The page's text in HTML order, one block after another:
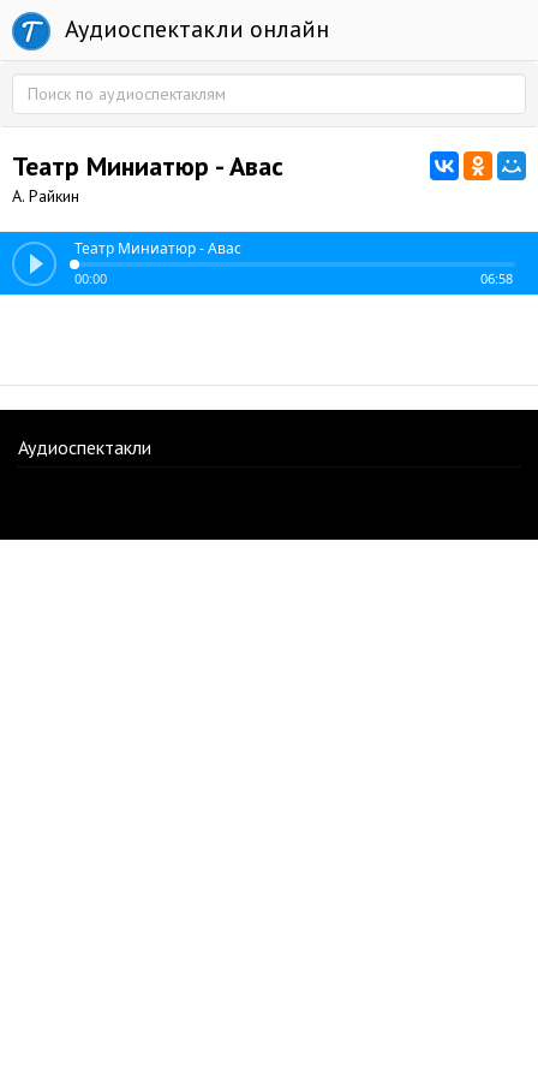
Аудиоспектакли онлайн
Театр Миниатюр - Авас
А. Райкин
Театр Миниатюр - Авас
00:00 06:58
Аудиоспектакли